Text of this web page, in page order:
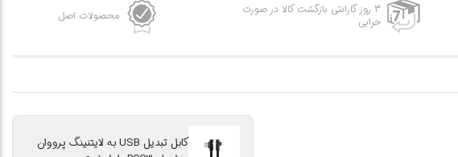
3 روز گارانتی بازگشت کالا در صورت
خرابی
محصولات اصل
کابل تبدیل USB به لایتنینگ پرووان